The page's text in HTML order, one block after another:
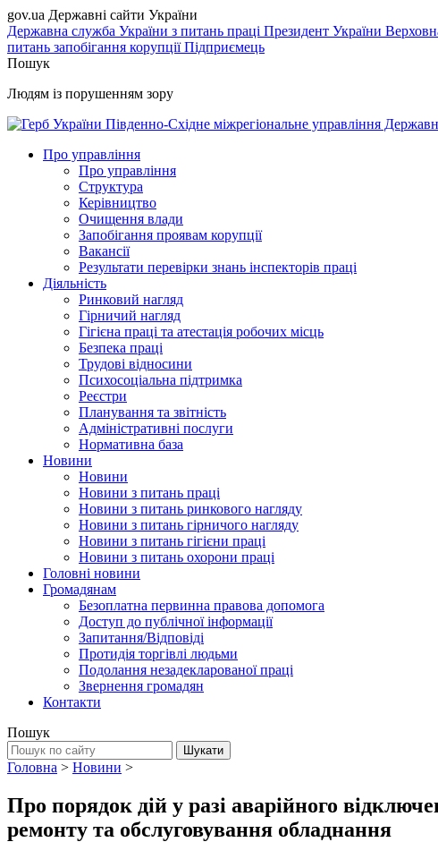
gov.ua Державні сайти України
Державна служба України з питань праці Президент України
питань запобігання корупціїПідприємець
Пошук
Людям із порушенням зору
Південно-Східне міжрегіональне управління
Про управління
Про управління
Структура
Керівництво
Очищення влади
Запобігання проявам корупції
Вакансії
Результати перевірки знань інспекторів праці
Діяльність
Ринковий нагляд
Гірничий нагляд
Гігієна праці та атестація робочих місць
Безпека праці
Трудові відносини
Психосоціальна підтримка
Реєстри
Планування та звітність
Адміністративні послуги
Нормативна база
Новини
Новини
Новини з питань праці
Новини з питань ринкового нагляду
Новини з питань гірничого нагляду
Новини з питань гігієни праці
Новини з питань охорони праці
Головні новини
Громадянам
Безоплатна первинна правова допомога
Доступ до публічної інформації
Запитання/Відповіді
Протидія торгівлі людьми
Подолання незадекларованої праці
Звернення громадян
Контакти
Пошук
Головна > Новини >
Про порядок дій у разі аварійного
ремонту та обслуговування обладнання